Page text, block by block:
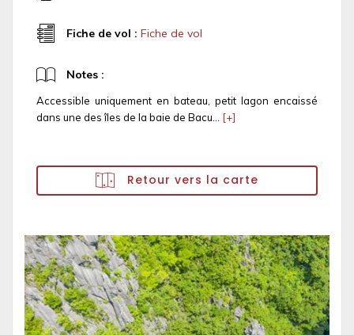
Fiche de vol : Fiche de vol
Notes :
Accessible uniquement en bateau, petit lagon encaissé
dans une des îles de la baie de Bacu... [+]
Retour vers la carte